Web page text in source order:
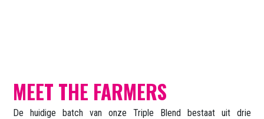
MEET THE FARMERS
De huidige batch van onze Triple Blend bestaat uit drie